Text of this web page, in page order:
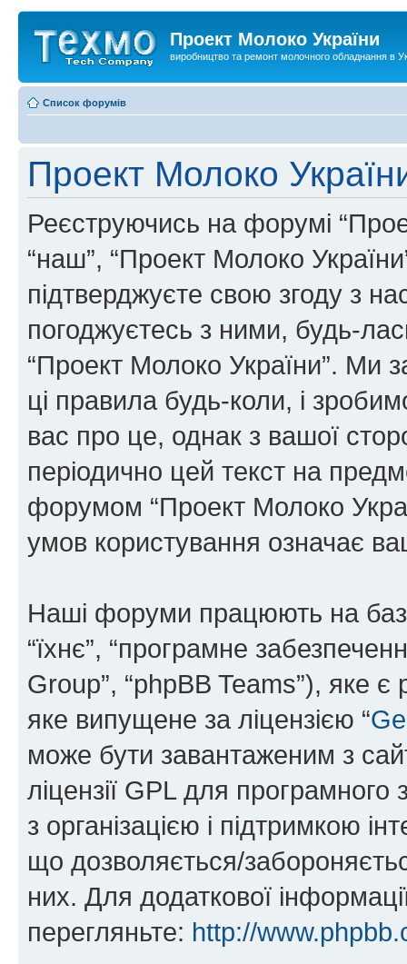
Проект Молоко України
виробництво та ремонт молочного обладнання в
Список форумів
Проект Молоко
Реєструючись на форумі
“наш”, “Проект Молоко
підтверджуєте свою згоду з
погоджуєтесь з ними, будь-
“Проект Молоко України”. Ми
ці правила будь-коли, і
вас про це, однак з вашої
періодично цей текст на
форумом “Проект Молоко
умов користування означає
Наші форуми працюють на
“їхнє”, “програмне
Group”, “phpBB Teams”), яке
яке випущене за ліцензією “
може бути завантаженим з
ліцензії GPL для
з організацією і підтримкою
що дозволяється/
них. Для додаткової
перегляньте: http://